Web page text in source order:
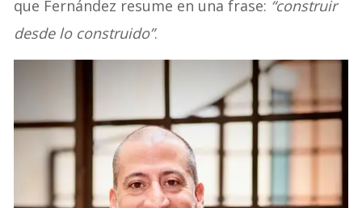
que Fernández resume en una frase: “construir
desde lo construido”.